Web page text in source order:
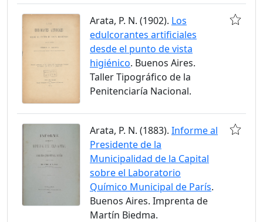
Arata, P. N. (1902). Los
edulcorantes artificiales
desde el punto de vista
higiénico. Buenos Aires.
Taller Tipográfico de la
Penitenciaría Nacional.
Arata, P. N. (1883). Informe al
Presidente de la
Municipalidad de la Capital
sobre el Laboratorio
Químico Municipal de París.
Buenos Aires. Imprenta de
Martín Biedma.